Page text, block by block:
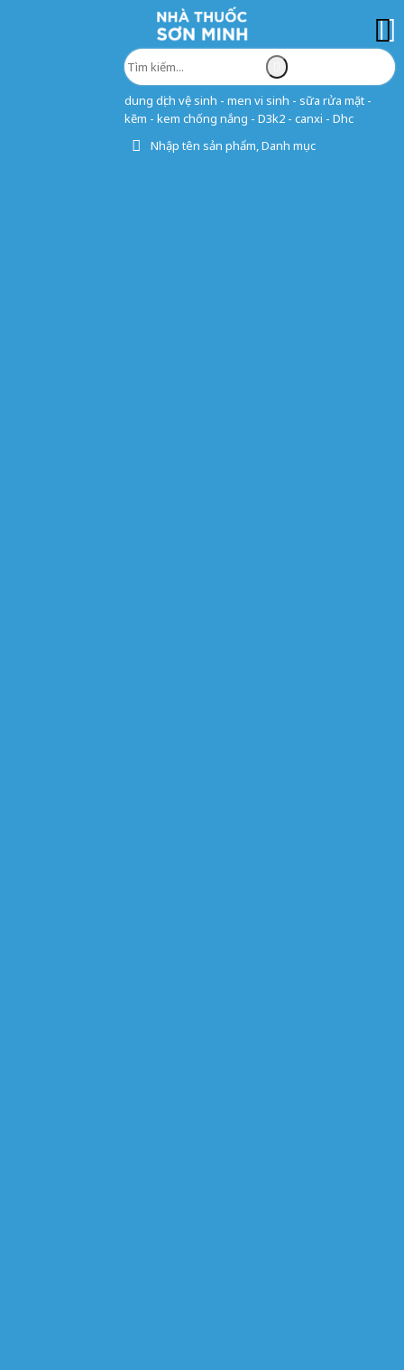
dung dịch vệ sinh - men vi sinh - sữa rửa mặt -
kẽm - kem chống nắng - D3k2 - canxi - Dhc
Nhập tên sản phẩm, Danh mục